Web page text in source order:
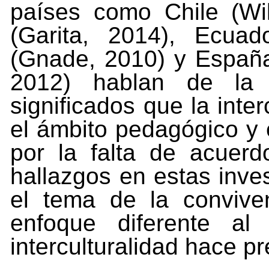
países como Chile
(Garita, 2014),
(Gnade, 2010) y
2012)
hablan
de la
significados que la
el ámbito pedagógico y
por la falta de
hallazgos en estas
el tema de la
enfoque diferente
interculturalidad hace